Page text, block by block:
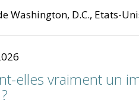
Washington, D.C., Etats-
elles vraiment un